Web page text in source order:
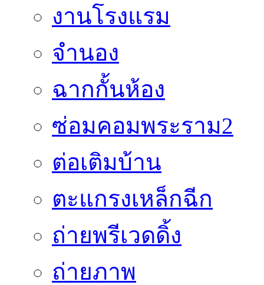
งานโรงแรม
จำนอง
ฉากกั้นห้อง
ซ่อมคอมพระราม2
ต่อเติมบ้าน
ตะแกรงเหล็กฉีก
ถ่ายพรีเวดดิ้ง
ถ่ายภาพ